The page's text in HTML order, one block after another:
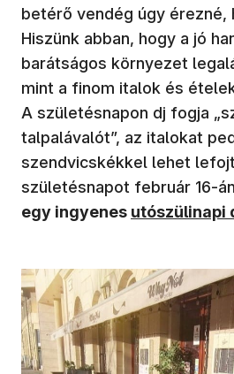
betérő vendég úgy érezné,
Hiszünk abban, hogy a jó
barátságos környezet
mint a finom italok és
A születésnapon dj fogja
talpalávalót”, az italokat
szendvicskékkel lehet
születésnapot február 16-
egy ingyenes utószülinapi